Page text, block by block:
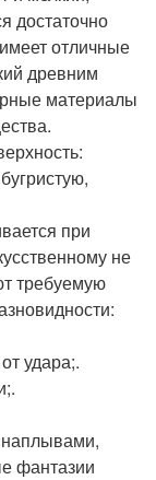
достаточно
отличные
древним
материалы
при
не
требуемую
удара;.
фантазии